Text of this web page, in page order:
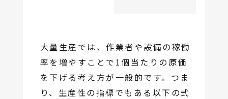
大量生産では、作業者や設備の稼働
率を増やすことで1個当たりの原価
を下げる考え方が一般的です。つま
り、生産性の指標でもある以下の式